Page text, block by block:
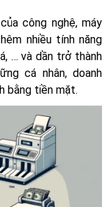
công nghệ, máy
nhiều tính năng
… và dần trở thành
cá nhân, doanh
bằng tiền mặt.